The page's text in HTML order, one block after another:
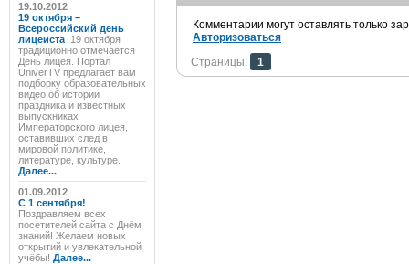
19.10.2012
19 октября –
Всероссийский день
лицеиста 19 октября
традиционно отмечается
День лицея. Портал
UniverTV предлагает вам
подборку образовательных
видео об истории
праздника и известных
выпускниках
Императорского лицея,
оставивших след в
мировой политике,
литературе, культуре.
Далее...
01.09.2012
C 1 сентября!
Поздравляем всех
посетителей сайта с Днём
знаний! Желаем новых
открытий и увлекательной
учёбы! Далее...
Комментарии могут оставлять только
Авторизоваться
Страницы:
1